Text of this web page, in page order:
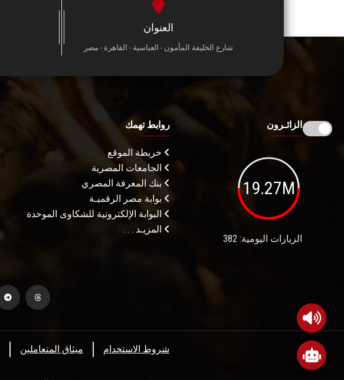
العنوان
شارع الخليفة المأمون - العباسية - القاهرة - مصر
الزائـرون
19.27M
الزيارات اليومية: 382
روابط تهمك
خريطة الموقع
الجامعات المصرية
بنك المعرفة المصري
بوابة مصر الرقميـة
البوابة الإلكترونية للشكاوى الموحدة
المزيـد . . .
ميثاق المتعاملين شروط الاستخدام